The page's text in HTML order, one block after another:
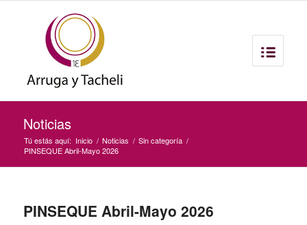
Noticias
Tú estás aquí: Inicio / Noticias / Sin categoría /
PINSEQUE Abril-Mayo 2026
PINSEQUE Abril-Mayo 2026